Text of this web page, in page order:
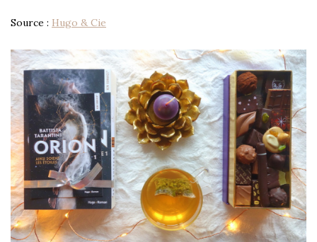
Source : Hugo & Cie